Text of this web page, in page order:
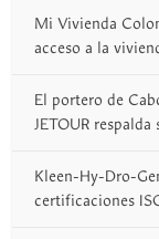
Mi Vivienda
acceso a la
El portero de
JETOUR respalda
Kleen-Hy-Dro-
certificaciones